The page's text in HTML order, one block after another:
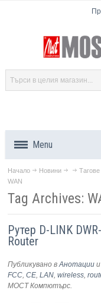
Menu
Продукти
Компоненти
Лаптопи
Таблети
Компютри
Начало Новини
Тагове
WAN
Tag Archives:
Рутер D-LINK
Router
Публикувано вАнотации
FCC,CE,LAN,wireless,
МОСТ Компютърс.